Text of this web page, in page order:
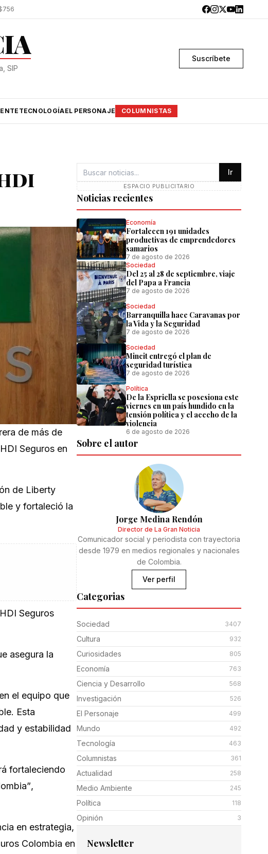
SIP
Suscríbete
TECNOLOGÍAEL PERSONAJE COLUMNISTAS
de más de
Seguros en
de Liberty
y fortaleció la
Seguros
asegura la
el equipo que
Esta
y estabilidad
fortaleciendo
,
en estrategia,
Colombia en
Ir
ESPACIO PUBLICITARIO
Noticias recientes
Economía
Fortalecen 191 unidades
productivas de emprendedores
samarios
7 de agosto de 2026
Sociedad
Del 25 al 28 de septiembre, viaje
del Papa a Francia
7 de agosto de 2026
Sociedad
Barranquilla hace Caravanas por
la Vida y la Seguridad
7 de agosto de 2026
Sociedad
Mincit entregó el plan de
seguridad turística
7 de agosto de 2026
Política
De la Espriella se posesiona este
viernes en un país hundido en la
tensión política y el acecho de la
violencia
6 de agosto de 2026
Sobre el autor
Jorge Medina Rendón
Director de La Gran Noticia
Comunicador social y periodista con trayectoria
desde 1979 en medios regionales y nacionales
de Colombia.
Ver perfil
Categorias
Sociedad 3407
Cultura 932
Curiosidades 805
Economía 763
Ciencia y Desarrollo 568
Investigación 526
El Personaje 499
Mundo 492
Tecnología 463
Columnistas 361
Actualidad 258
Medio Ambiente 245
Política 118
Opinión 3
Newsletter